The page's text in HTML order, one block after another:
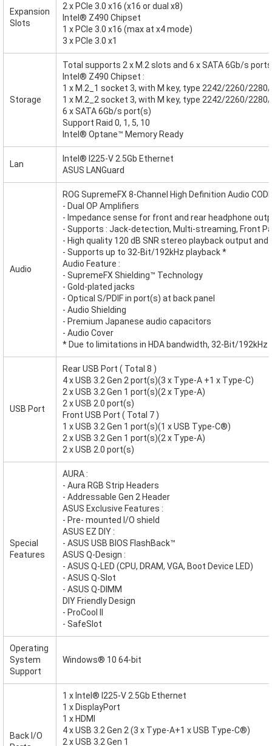
Expansion
Slots
2 x PCIe 3.0 x16 (x16 or dual x8)
Intel® Z490 Chipset
1 x PCIe 3.0 x16 (max at x4 mode)
3 x PCIe 3.0 x1
Storage
Total supports 2 x M.2 slots and 6 x SATA 6Gb/s ports
Intel® Z490 Chipset :
1 x M.2_1 socket 3, with M key, type 2242/2260/
1 x M.2_2 socket 3, with M key, type 2242/2260/
6 x SATA 6Gb/s port(s)
Support Raid 0, 1, 5, 10
Intel® Optane™ Memory Ready
Lan
Intel® I225-V 2.5Gb Ethernet
ASUS LANGuard
Audio
ROG SupremeFX 8-Channel High Definition Audio
- Dual OP Amplifiers
- Impedance sense for front and rear headphone
- Supports : Jack-detection, Multi-streaming, Front
- High quality 120 dB SNR stereo playback output and
- Supports up to 32-Bit/192kHz playback *
Audio Feature :
- SupremeFX Shielding™ Technology
- Gold-plated jacks
- Optical S/PDIF in port(s) at back panel
- Audio Shielding
- Premium Japanese audio capacitors
- Audio Cover
* Due to limitations in HDA bandwidth, 32-Bit/
USB Port
Rear USB Port ( Total 8 )
4 x USB 3.2 Gen 2 port(s)(3 x Type-A +1 x Type-C)
2 x USB 3.2 Gen 1 port(s)(2 x Type-A)
2 x USB 2.0 port(s)
Front USB Port ( Total 7 )
1 x USB 3.2 Gen 1 port(s)(1 x USB Type-C®)
2 x USB 3.2 Gen 1 port(s)(2 x Type-A)
2 x USB 2.0 port(s)
Special
Features
AURA :
- Aura RGB Strip Headers
- Addressable Gen 2 Header
ASUS Exclusive Features :
- Pre- mounted I/O shield
ASUS EZ DIY :
- ASUS USB BIOS FlashBack™
ASUS Q-Design :
- ASUS Q-LED (CPU, DRAM, VGA, Boot Device LED)
- ASUS Q-Slot
- ASUS Q-DIMM
DIY Friendly Design
- ProCool II
- SafeSlot
Operating
System
Support
Windows® 10 64-bit
Back I/O
1 x Intel® I225-V 2.5Gb Ethernet
1 x DisplayPort
1 x HDMI
4 x USB 3.2 Gen 2 (3 x Type-A+1 x USB Type-C®)
2 x USB 3.2 Gen 1